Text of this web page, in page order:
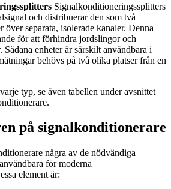
Signalkonditioneringssplitters
och distribuerar den som två
över separata, isolerade kanaler. Denna
för att förhindra jordslingor och
Sådana enheter är särskilt användbara i
behövs på två olika platser från en
typ, se även tabellen under avsnittet
på signalkonditionerare
några av de nödvändiga
för moderna
element är: